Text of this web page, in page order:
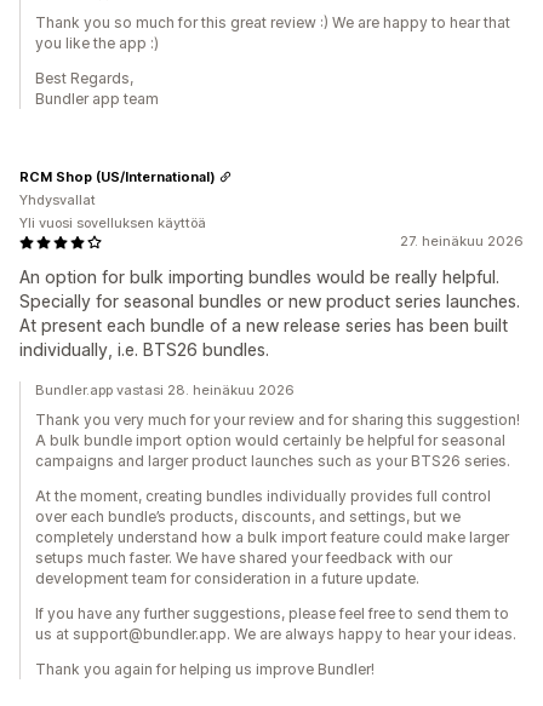
Thank you so much for this great review :) We are happy to hear that
you like the app :)
Best Regards,
Bundler app team
27. heinäkuu 2026
An option for bulk importing bundles would be really helpful.
Specially for seasonal bundles or new product series launches.
At present each bundle of a new release series has been built
individually, i.e. BTS26 bundles.
RCM Shop (US/International)
Yhdysvallat
Yli vuosi sovelluksen käyttöä
Bundler.app vastasi 28. heinäkuu 2026
Thank you very much for your review and for sharing this suggestion!
A bulk bundle import option would certainly be helpful for seasonal
campaigns and larger product launches such as your BTS26 series.
At the moment, creating bundles individually provides full control
over each bundle’s products, discounts, and settings, but we
completely understand how a bulk import feature could make larger
setups much faster. We have shared your feedback with our
development team for consideration in a future update.
If you have any further suggestions, please feel free to send them to
us at support@bundler.app. We are always happy to hear your ideas.
Thank you again for helping us improve Bundler!